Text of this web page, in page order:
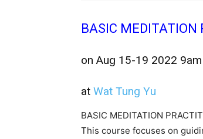
BASIC MEDITATION
on Aug 15-19 2022
at Wat Tung Yu
BASIC MEDITATION
This course focuses on